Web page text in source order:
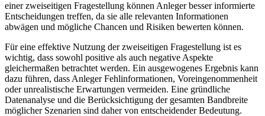
einer zweiseitigen Fragestellung können Anleger besser informierte
Entscheidungen treffen, da sie alle relevanten Informationen
abwägen und mögliche Chancen und Risiken bewerten können.
Für eine effektive Nutzung der zweiseitigen Fragestellung ist es
wichtig, dass sowohl positive als auch negative Aspekte
gleichermaßen betrachtet werden. Ein ausgewogenes Ergebnis kann
dazu führen, dass Anleger Fehlinformationen, Voreingenommenheit
oder unrealistische Erwartungen vermeiden. Eine gründliche
Datenanalyse und die Berücksichtigung der gesamten Bandbreite
möglicher Szenarien sind daher von entscheidender Bedeutung.